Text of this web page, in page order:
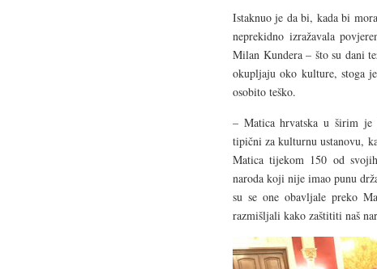
Istaknuo je da bi, kada bi
neprekidno izražavala
Milan Kundera – što su dani
okupljaju oko kulture, stoga
osobito teško.
– Matica hrvatska u širim je
tipični za kulturnu ustanovu,
Matica tijekom 150 od
naroda koji nije imao punu
su se one obavljale preko
razmišljali kako zaštititi naš